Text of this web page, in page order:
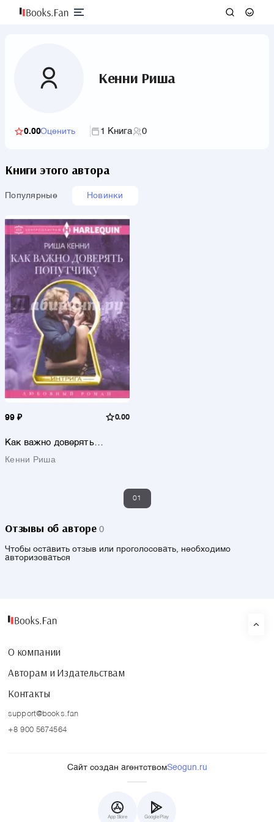
Кенни Риша
0.00Оценить 1 Книга 0
Книги этого автора
Популярные Новинки
99 ₽ 0.00
Как важно доверять
Кенни Риша
01
Отзывы об авторе 0
Чтобы оставить отзыв или проголосовать, необходимо
авторизоваться
О компании
Авторам и Издательствам
Контакты
support@books.fan
+8 900 5674564
Сайт создан агентствомSeogun.ru
App Store Google Play